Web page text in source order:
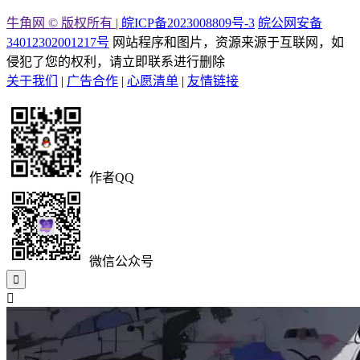
牛角网 © 版权所有 | 皖ICP备2023008809号-3 皖公网安备
34012302001217号 网站程序和图片，资源来源于互联网，如
侵犯了您的权利，请立即联系进行删除
关于我们
| 广告合作 | 心愿清单 | 友情链接
作者QQ
微信公众号